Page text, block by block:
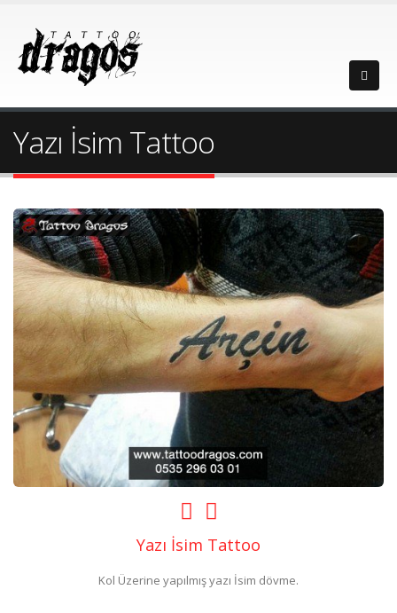
Yazı İsim Tattoo
Yazı İsim Tattoo
Kol Üzerine yapılmış yazı İsim dövme.